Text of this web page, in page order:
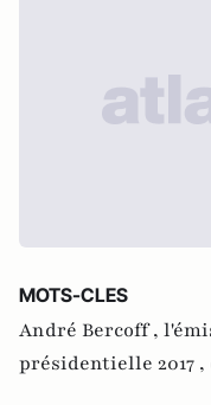
MOTS-CLES
André Bercoff ,
présidentielle 2017 ,